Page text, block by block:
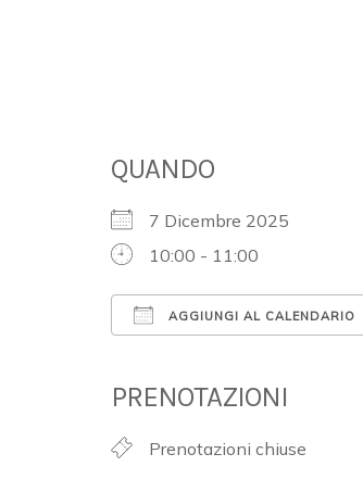
QUANDO
7 Dicembre 2025
10:00 - 11:00
AGGIUNGI AL CALENDARIO
PRENOTAZIONI
Prenotazioni chiuse